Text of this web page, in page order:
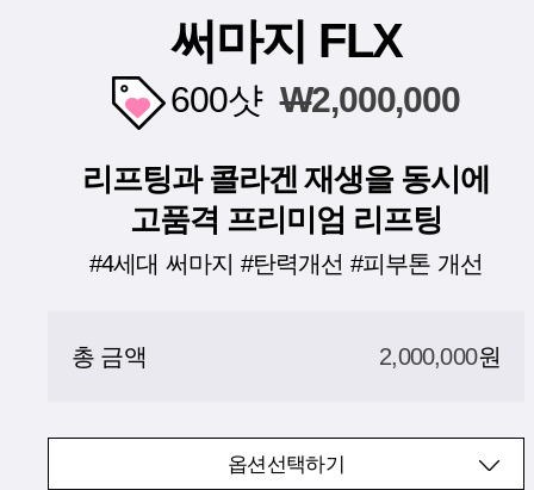
써마지 FLX
600샷 W2,000,000
리프팅과 콜라겐 재생을 동시에
고품격 프리미엄 리프팅
#4세대 써마지 #탄력개선 #피부톤 개선
총 금액 2,000,000원
옵션선택하기